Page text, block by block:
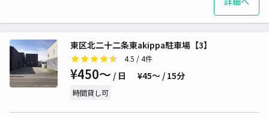
東区北二十二条東akippa駐車場【3】
4.5 / 4件
¥450〜 / 日 ¥45〜 / 15分
時間貸し可